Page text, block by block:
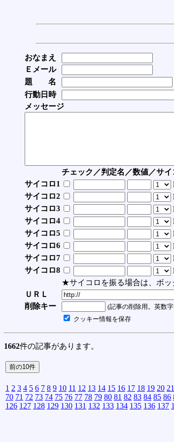
おなまえ
Ｅメール
題 名
行動日時
メッセージ
チェック／判定名／数値／サ
サイコロ1
サイコロ2
サイコロ3
サイコロ4
サイコロ5
サイコロ6
サイコロ7
サイコロ8
★サイコロを振る場合は、ボッ
ＵＲＬ
削除キー
(記事の削除用。英数
クッキー情報を保存
1662件の記事があります。
1 2 3 4 5 6 7 8 9 10 11 12 13 14 15 16 17 18 19 20 21
70 71 72 73 74 75 76 77 78 79 80 81 82 83 84 85 86
126 127 128 129 130 131 132 133 134 135 136 137